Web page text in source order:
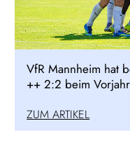
VfR Mannheim hat
++ 2:2 beim
ZUM ARTIKEL